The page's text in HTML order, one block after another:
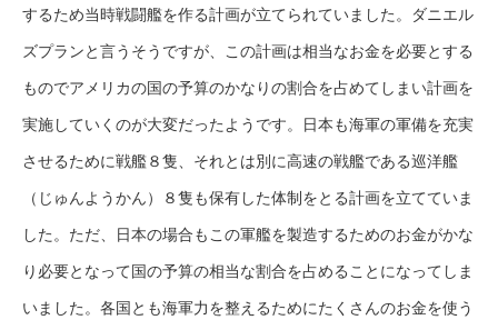
するため当時戦闘艦を作る計画が立てられていました。ダニエル
ズプランと言うそうですが、この計画は相当なお金を必要とする
ものでアメリカの国の予算のかなりの割合を占めてしまい計画を
実施していくのが大変だったようです。日本も海軍の軍備を充実
させるために戦艦８隻、それとは別に高速の戦艦である巡洋艦
（じゅんようかん）８隻も保有した体制をとる計画を立てていま
した。ただ、日本の場合もこの軍艦を製造するためのお金がかな
り必要となって国の予算の相当な割合を占めることになってしま
いました。各国とも海軍力を整えるためにたくさんのお金を使う